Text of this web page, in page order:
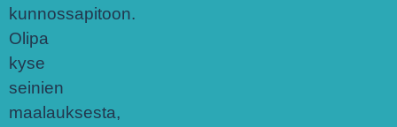
kunnossapitoon.
Olipa
kyse
seinien
maalauksesta,